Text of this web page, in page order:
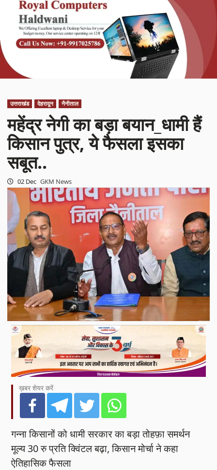
उत्तराखंड देहरादून नैनीताल
महेंद्र नेगी का बड़ा बयान_धामी हैं
किसान पुत्र, ये फैसला इसका
सबूत..
02 Dec GKM News
ख़बर शेयर करें
गन्ना किसानों को धामी सरकार का बड़ा तोहफ़ा समर्थन
मूल्य 30 रु प्रति क्विंटल बढ़ा, किसान मोर्चा ने कहा
ऐतिहासिक फैसला